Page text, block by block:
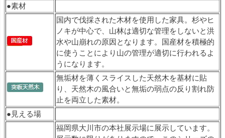
●素材
国内で伐採された木材を使用した家具。杉やヒ
ノキが中心で、山林は適切な管理をしないと洪
水や山崩れの原因となります。国産材を積極的
に使うことにより山の管理が適切に行われるよ
うになります。
無垢材を薄くスライスした天然木を基材に貼
り、天然木の風合いと無垢の弱点の反り割れ防
止を両立した素材。
●見える場
福岡県大川市の本社展示場に展示しています。